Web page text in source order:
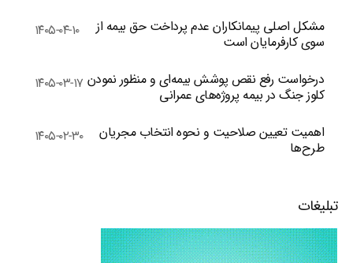
مشکل اصلی پیمانکاران عدم پرداخت حق بیمه از
سوی کارفرمایان است
۱۴۰۵-۰۴-۱۰
درخواست رفع نقص پوشش بیمه‌ای و منظور نمودن
کلوز جنگ در بیمه پروژه‌های عمرانی
۱۴۰۵-۰۳-۱۷
اهمیت تعیین صلاحیت و نحوه انتخاب مجریان
طرح‌ها
۱۴۰۵-۰۲-۳۰
تبلیغات